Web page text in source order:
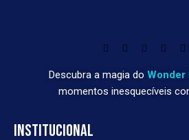
Descubra a magia do Wonder
momentos inesquecíveis
INSTITUCIONAL